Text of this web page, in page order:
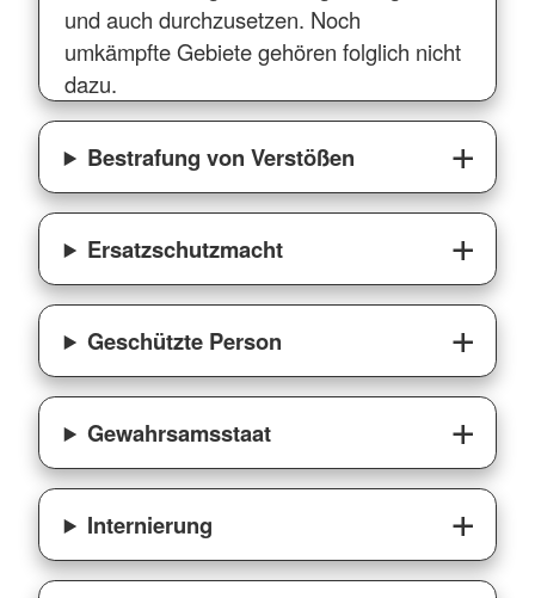
und auch durchzusetzen. Noch
umkämpfte Gebiete gehören folglich nicht
dazu.
Bestrafung von Verstößen
Ersatzschutzmacht
Geschützte Person
Gewahrsamsstaat
Internierung